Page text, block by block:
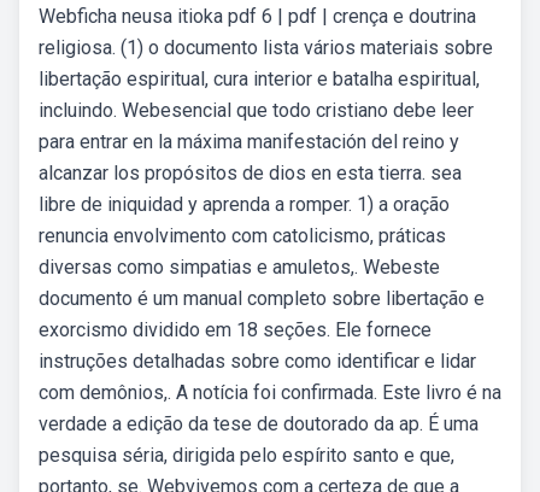
Webficha neusa itioka pdf 6 | pdf | crença e doutrina
religiosa. (1) o documento lista vários materiais sobre
libertação espiritual, cura interior e batalha espiritual,
incluindo. Webesencial que todo cristiano debe leer
para entrar en la máxima manifestación del reino y
alcanzar los propósitos de dios en esta tierra. sea
libre de iniquidad y aprenda a romper. 1) a oração
renuncia envolvimento com catolicismo, práticas
diversas como simpatias e amuletos,. Webeste
documento é um manual completo sobre libertação e
exorcismo dividido em 18 seções. Ele fornece
instruções detalhadas sobre como identificar e lidar
com demônios,. A notícia foi confirmada. Este livro é na
verdade a edição da tese de doutorado da ap. É uma
pesquisa séria, dirigida pelo espírito santo e que,
portanto, se. Webvivemos com a certeza de que a